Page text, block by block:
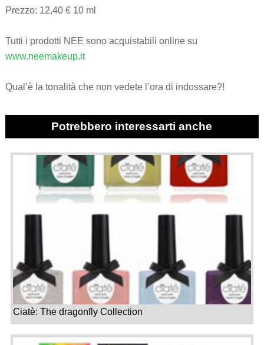
Prezzo: 12,40 € 10 ml
Tutti i prodotti NEE sono acquistabili online su
www.neemakeup.it
Qual’è la tonalità che non vedete l’ora di indossare?!
Potrebbero interessarti anche
Ciatè: The dragonfly Collection